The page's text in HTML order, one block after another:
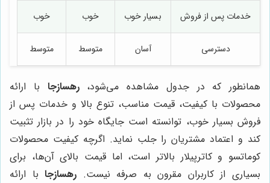
خدمات پس از فروش بسیار خوب خوب خوب
دسترسی آسان متوسط متوسط
همانطور که در جدول مشاهده می‌شود،رهسازجا با ارائه
محصولات با کیفیت، قیمت مناسب، تنوع بالا و خدمات پس از
فروش بسیار خوب، توانسته است جایگاه خود را در بازار تثبیت
کند و اعتماد مشتریان را جلب نماید. اگرچه کیفیت محصولات
کوماتسو و کاترپیلار بالاتر است، اما قیمت بالای آن‌ها، برای
بسیاری از کاربران مقرون به صرفه نیست. رهسازجابا ارائه